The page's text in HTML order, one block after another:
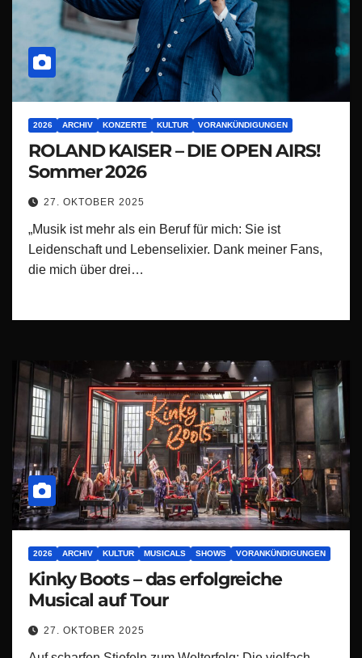
2026 ARCHIV KONZERTE KULTUR VORANKÜNDIGUNGEN
ROLAND KAISER – DIE OPEN AIRS!
Sommer 2026
27. OKTOBER 2025
„Musik ist mehr als ein Beruf für mich: Sie ist
Leidenschaft und Lebenselixier. Dank meiner Fans,
die mich über drei…
2026 ARCHIV KULTUR MUSICALS SHOWS VORANKÜNDIGUNGEN
Kinky Boots – das erfolgreiche
Musical auf Tour
27. OKTOBER 2025